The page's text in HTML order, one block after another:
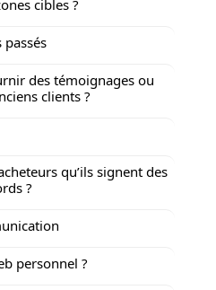
cibles ?
passés
des témoignages ou
clients ?
qu’ils signent des
?
personnel ?